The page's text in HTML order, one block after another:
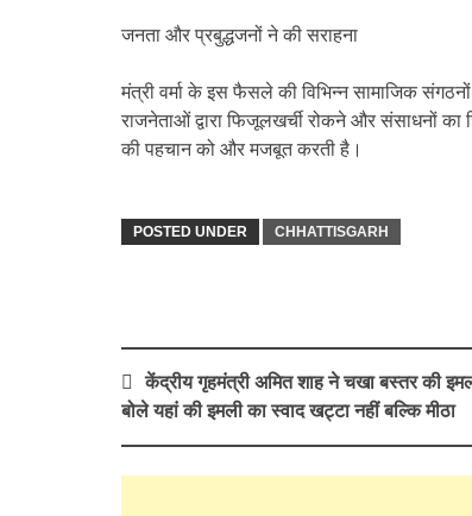
​जनता और प्रबुद्धजनों ने की सराहना
​मंत्री वर्मा के इस फैसले की विभिन्न सामाजिक
राजनेताओं द्वारा फिजूलखर्ची रोकने और संसाधनों
की पहचान को और मजबूत करती है।
POSTED UNDER CHHATTISGARH
Post
navigation
केंद्रीय गृहमंत्री अमित शाह ने चखा बस्तर की
बोले यहां की इमली का स्वाद खट्टा नहीं बल्कि मीठा